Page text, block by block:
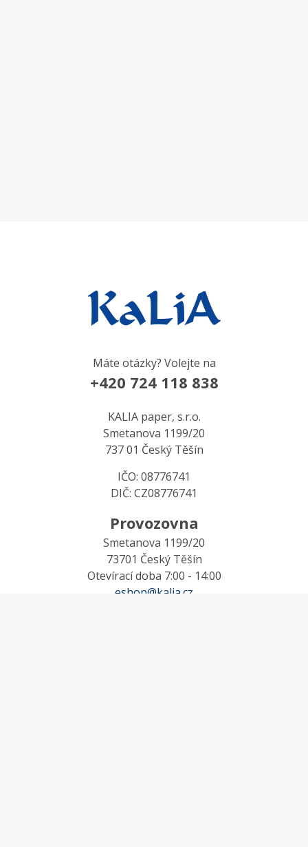
Máte otázky? Volejte na
+420 724 118 838
KALIA paper, s.r.o.
Smetanova 1199/20
737 01 Český Těšín
IČO: 08776741
DIČ: CZ08776741
Provozovna
Smetanova 1199/20
73701 Český Těšín
Otevírací doba 7:00 - 14:00
eshop@kalia.cz